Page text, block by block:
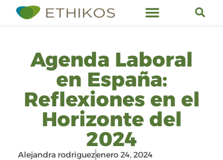
Agenda Laboral
en España:
Reflexiones en el
Horizonte del
2024
Alejandra rodriguezenero 24, 2024